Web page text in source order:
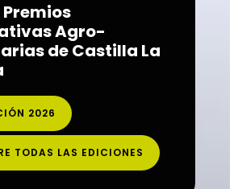
Agro-
de Castilla La
2026
TODAS LAS EDICIONES